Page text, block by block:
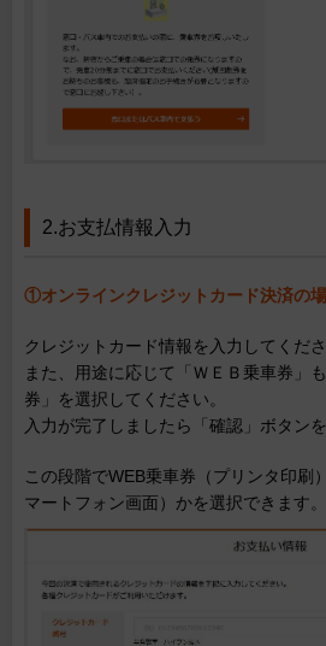
2.お支払情報入力
①オンラインクレジットカード決済の
クレジットカード情報を入力してくださ
また、用途に応じて「ＷＥＢ乗車券」
券」を選択してください。
入力が完了しましたら「確認」ボタン
この段階でWEB乗車券（プリンタ印刷
マートフォン画面）かを選択できます。